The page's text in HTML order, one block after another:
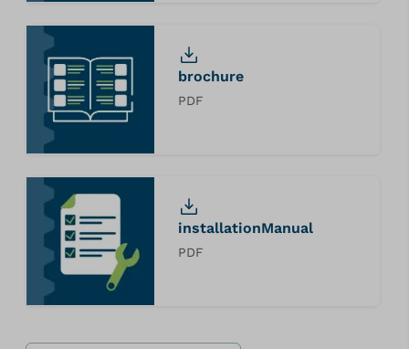
brochure
PDF
installationManual
PDF